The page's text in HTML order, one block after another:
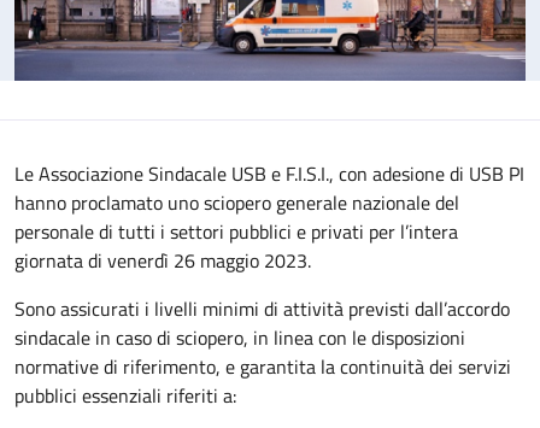
Le Associazione Sindacale USB e F.I.S.I., con adesione di USB PI
hanno proclamato uno sciopero generale nazionale del
personale di tutti i settori pubblici e privati per l’intera
giornata di venerdì 26 maggio 2023.
Sono assicurati i livelli minimi di attività previsti dall’accordo
sindacale in caso di sciopero, in linea con le disposizioni
normative di riferimento, e garantita la continuità dei servizi
pubblici essenziali riferiti a: